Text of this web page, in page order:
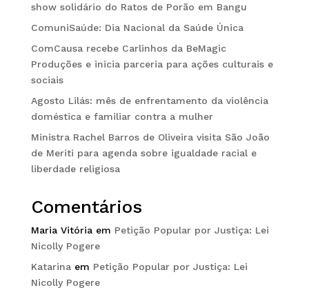
show solidário do Ratos de Porão em Bangu
ComuniSaúde: Dia Nacional da Saúde Única
ComCausa recebe Carlinhos da BeMagic
Produções e inicia parceria para ações culturais e
sociais
Agosto Lilás: mês de enfrentamento da violência
doméstica e familiar contra a mulher
Ministra Rachel Barros de Oliveira visita São João
de Meriti para agenda sobre igualdade racial e
liberdade religiosa
Comentários
Maria Vitóriaem Petição Popular por Justiça: Lei
Nicolly Pogere
Katarinaem Petição Popular por Justiça: Lei
Nicolly Pogere